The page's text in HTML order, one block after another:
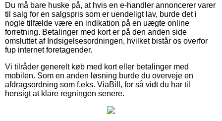
Du må bare huske på, at hvis en e-handler annoncerer varer
til salg for en salgspris som er uendeligt lav, burde det i
nogle tilfælde være en indikation på en uægte online
forretning. Betalinger med kort er på den anden side
omsluttet af Indsigelsesordningen, hvilket bistår os overfor
fup internet foretagender.
Vi tilråder generelt køb med kort eller betalinger med
mobilen. Som en anden løsning burde du overveje en
afdragsordning som f.eks. ViaBill, for så vidt du har til
hensigt at klare regningen senere.